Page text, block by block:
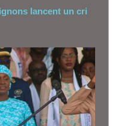
lancent un cri